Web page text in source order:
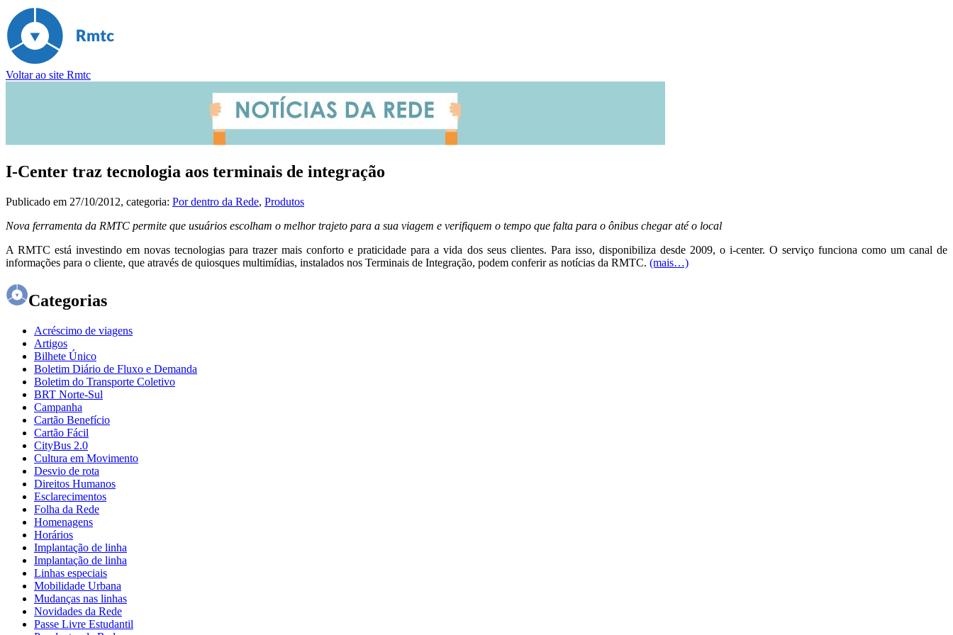
Voltar ao site Rmtc
I-Center traz tecnologia aos terminais de integração
Publicado em 27/10/2012, categoria: Por dentro da Rede, Produtos
Nova ferramenta da RMTC permite que usuários escolham o melhor trajeto para a sua viagem e verifiquem o tempo que falta para o ônibus chegar até o local
A RMTC está investindo em novas tecnologias para trazer mais conforto e praticidade para a vida dos seus clientes. Para isso, disponibiliza desde 2009, o i-center. O serviço funciona como um canal de
informações para o cliente, que através de quiosques multimídias, instalados nos Terminais de Integração, podem conferir as notícias da RMTC. (mais…)
Categorias
Acréscimo de viagens
Artigos
Bilhete Único
Boletim Diário de Fluxo e Demanda
Boletim do Transporte Coletivo
BRT Norte-Sul
Campanha
Cartão Benefício
Cartão Fácil
CityBus 2.0
Cultura em Movimento
Desvio de rota
Direitos Humanos
Esclarecimentos
Folha da Rede
Homenagens
Horários
Implantação de linha
Implantação de linha
Linhas especiais
Mobilidade Urbana
Mudanças nas linhas
Novidades da Rede
Passe Livre Estudantil